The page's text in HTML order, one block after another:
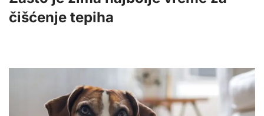
čišćenje tepiha